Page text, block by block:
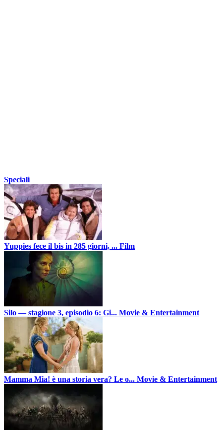
Speciali
Yuppies fece il bis in 285 giorni, ... Film
Silo — stagione 3, episodio 6: Gi... Movie & Entertainment
Mamma Mia! è una storia vera? Le o... Movie & Entertainment